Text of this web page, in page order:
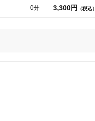
0分 3,300円 （税込）